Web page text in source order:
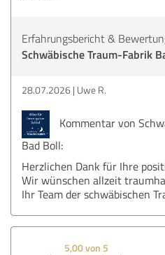
Erfahrungsbericht &
Schwäbische Traum-Fabrik
28.07.2026 Uwe R.
Kommentar von
Bad Boll:
Herzlichen Dank für Ihre
Wir wünschen allzeit
Ihr Team der schwäbischen
5,00 von 5